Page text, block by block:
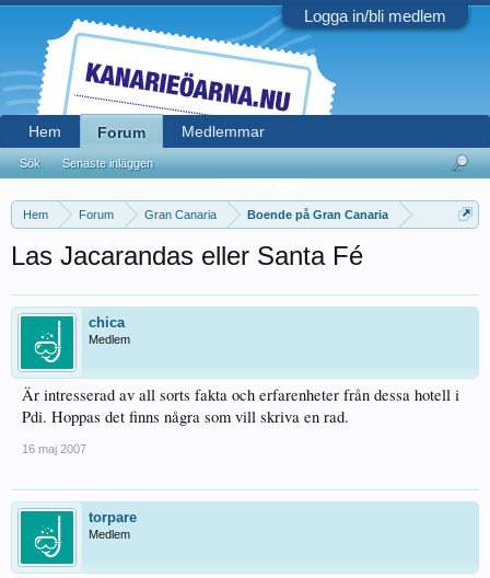
Logga in/bli medlem
Hem Forum Gran Canaria Boende på Gran Canaria
Las Jacarandas eller Santa Fé
chica
Medlem
Är intresserad av all sorts fakta och erfarenheter från dessa hotell i
Pdi. Hoppas det finns några som vill skriva en rad.
16 maj 2007
torpare
Medlem
Hem Forum
Sök Senaste inläggen
Medlemmar